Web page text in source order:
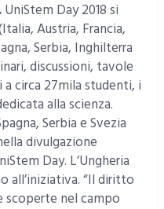
UniStem Day 2018 si
Austria, Francia,
Serbia, Inghilterra
discussioni, tavole
circa 27mila studenti, i
alla scienza.
Serbia e Svezia
divulgazione
Day. L’Ungheria
all’iniziativa. “Il diritto
scoperte nel campo